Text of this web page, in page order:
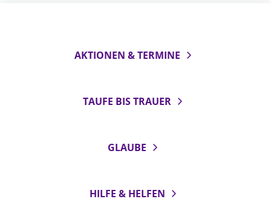
AKTIONEN & TERMINE
TAUFE BIS TRAUER
GLAUBE
HILFE & HELFEN